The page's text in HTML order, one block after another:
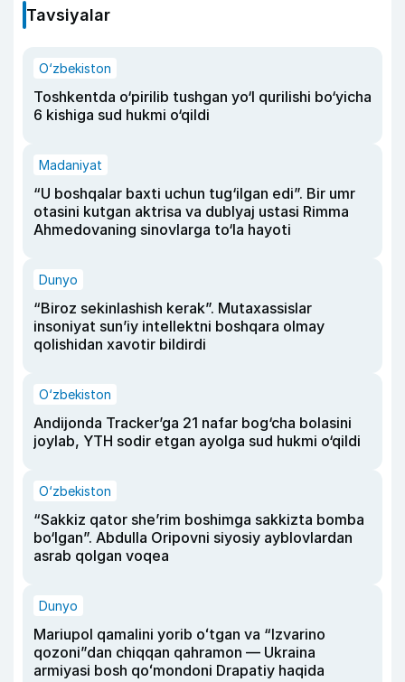
Tavsiyalar
O‘zbekiston
Toshkentda o‘pirilib tushgan yo‘l qurilishi bo‘yicha
6 kishiga sud hukmi o‘qildi
Madaniyat
“U boshqalar baxti uchun tug‘ilgan edi”. Bir umr
otasini kutgan aktrisa va dublyaj ustasi Rimma
Ahmedovaning sinovlarga to‘la hayoti
Dunyo
“Biroz sekinlashish kerak”. Mutaxassislar
insoniyat sun’iy intellektni boshqara olmay
qolishidan xavotir bildirdi
O‘zbekiston
Andijonda Tracker’ga 21 nafar bog‘cha bolasini
joylab, YTH sodir etgan ayolga sud hukmi o‘qildi
O‘zbekiston
“Sakkiz qator she’rim boshimga sakkizta bomba
bo‘lgan”. Abdulla Oripovni siyosiy ayblovlardan
asrab qolgan voqea
Dunyo
Mariupol qamalini yorib oʻtgan va “Izvarino
qozoni”dan chiqqan qahramon — Ukraina
armiyasi bosh qoʻmondoni Drapatiy haqida